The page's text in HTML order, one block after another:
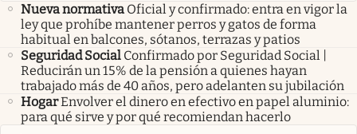
Nueva normativa Oficial y confirmado: entra en vigor la
ley que prohíbe mantener perros y gatos de forma
habitual en balcones, sótanos, terrazas y patios
Seguridad Social Confirmado por Seguridad Social |
Reducirán un 15% de la pensión a quienes hayan
trabajado más de 40 años, pero adelanten su jubilación
HogarEnvolver el dinero en efectivo en papel aluminio:
para qué sirve y por qué recomiendan hacerlo